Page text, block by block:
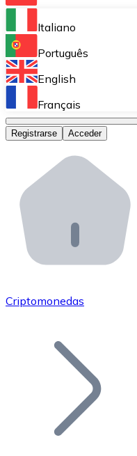
Bitnovo Ramp
Integra nuestra
Bitnovo Giftcards
Bitnovo OTC
Bitnovo ATM
Integra un ATM
Bitnovo API
Integra nuestra API
Únete a nuestra red
Añade tu proyecto
Italiano
Português
English
Français
Registrarse Acceder
Criptomonedas